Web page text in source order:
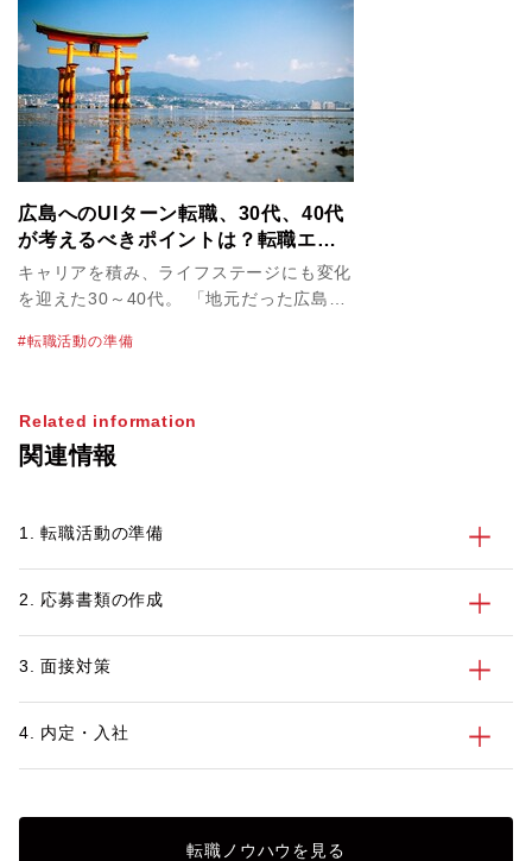
広島へのUIターン転職、30代、40代
が考えるべきポイントは？転職エー
ジェントの賢い使い方も解説！
キャリアを積み、ライフステージにも変化
を迎えた30～40代。 「地元だった広島で
たい」と考えている方も多いかもしれませ
す。 しかし、都市圏から遠方に転職する
場合は、面接や引っ越し時期など注意する
始める前に30代、40代のビジネスパーソ
転職活動の準備
Related information
関連情報
1. 転職活動の準備
2. 応募書類の作成
3. 面接対策
4. 内定・入社
転職ノウハウを見る